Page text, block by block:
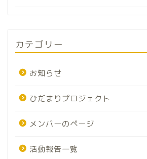
カテゴリー
お知らせ
ひだまりプロジェクト
メンバーのページ
活動報告一覧